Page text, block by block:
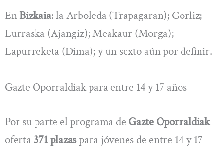
En Bizkaia: la Arboleda (Trapagaran); Gorliz;
Lurraska (Ajangiz); Meakaur (Morga);
Lapurreketa (Dima); y un sexto aún por definir.
Gazte Oporraldiak para entre 14 y 17 años
Por su parte el programa de Gazte Oporraldiak
oferta 371 plazaspara jóvenes de entre 14 y 17